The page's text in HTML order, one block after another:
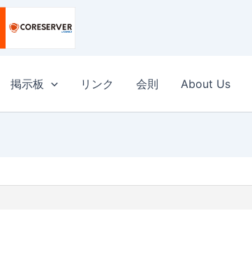
掲示板 リンク 会則 About Us